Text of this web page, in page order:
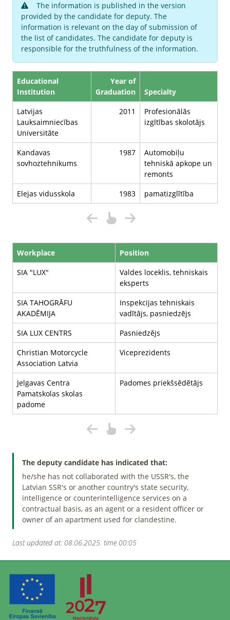
The information is published in the version
provided by the candidate for deputy. The
information is relevant on the day of submission of
the list of candidates. The candidate for deputy is
responsible for the truthfulness of the information.
Educational
Institution
Year of
Graduation
Specialty
Latvijas
Lauksaimniecības
Universitāte
2011
Profesionālās
izgītības skolotājs
Kandavas
sovhoztehnikums
1987
Automobiļu
tehniskā apkope un
remonts
Elejas vidusskola
1983 pamatizglītība
Workplace
Position
SIA "LUX"
Valdes loceklis, tehniskais
eksperts
SIA TAHOGRĀFU
AKADĒMIJA
Inspekcijas tehniskais
vadītājs, pasniedzējs
SIA LUX CENTRS
Pasniedzējs
Christian Motorcycle
Association Latvia
Viceprezidents
Jelgavas Centra
Pamatskolas skolas
padome
Padomes priekšsēdētājs
The deputy candidate has indicated that:
he/she has not collaborated with the USSR's, the
Latvian SSR's or another country's state security,
intelligence or counterintelligence services on a
contractual basis, as an agent or a resident officer or
owner of an apartment used for clandestine.
Last updated at: 08.06.2025. time 00:05